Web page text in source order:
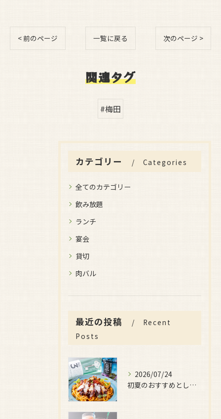
< 前のページ 一覧に戻る 次のページ >
関連タグ
#梅田
カテゴリー Categories
全てのカテゴリー
飲み放題
ランチ
宴会
貸切
肉バル
最近の投稿
Recent
Posts
2026/07/24
初夏のおすすめとしてご用意しているのが、